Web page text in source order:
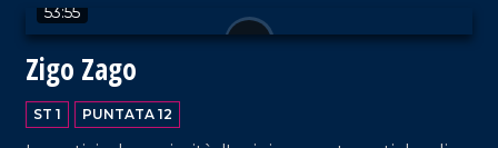
53:55
Zigo Zago
ST 1 PUNTATA 12
VAI AL TITOLO